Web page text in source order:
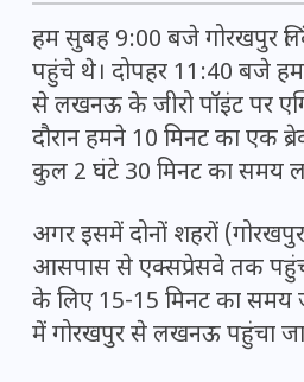
हम सुबह 9:00 बजे गोरखपुर
पहुंचे थे। दोपहर 11:40 बजे हम
से लखनऊ के जीरो पॉइंट पर
दौरान हमने 10 मिनट का एक
कुल 2 घंटे 30 मिनट का समय
अगर इसमें दोनों शहरों
आसपास से एक्सप्रेसवे तक
के लिए 15-15 मिनट का समय
में गोरखपुर से लखनऊ पहुंचा